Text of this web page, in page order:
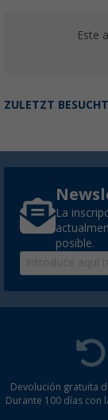
Este
ZULETZT BESUCHT
La
posible.
Devolución gratuita
Durante 100 días con